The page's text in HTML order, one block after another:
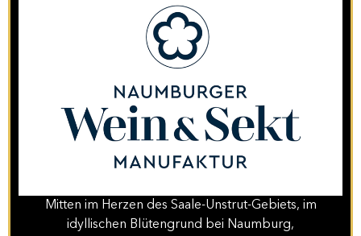
Mitten im Herzen des Saale-Unstrut-Gebiets, im
idyllischen Blütengrund bei Naumburg,